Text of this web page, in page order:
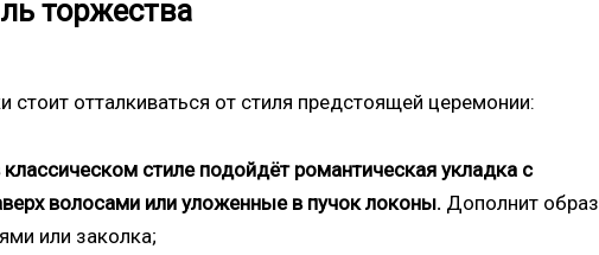
торжества
стоит отталкиваться от стиля предстоящей церемонии:
стиле подойдёт романтическая укладка с
волосами или уложенные в пучок локоны. Дополнит образ
или заколка;